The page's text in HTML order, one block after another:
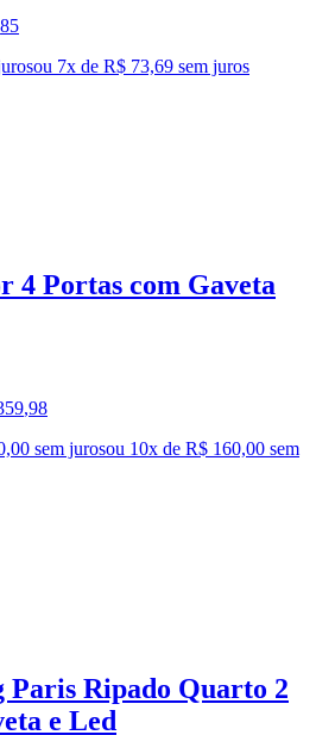
85
ou 7x de R$ 73,69 sem juros
4 Portas com Gaveta
,98
sem jurosou 10x de R$ 160,00 sem
Paris Ripado Quarto 2
e Led